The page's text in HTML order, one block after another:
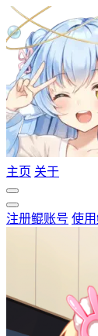
主页 关于
注册鲲账号 使